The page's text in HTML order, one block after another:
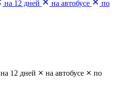
на 12 дней на автобусе
по
на 12 дней на автобусе
по